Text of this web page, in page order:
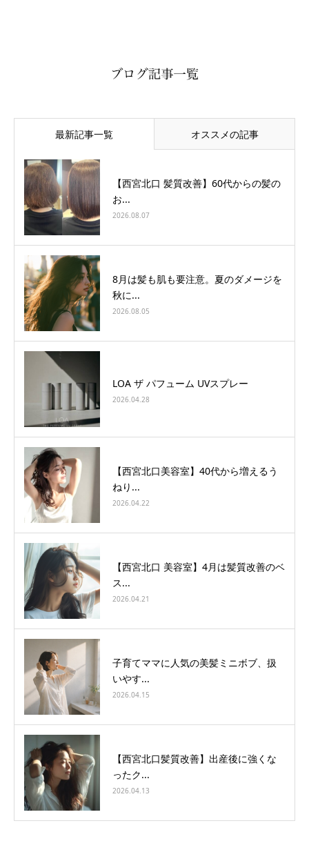
最新記事一覧 オススメの記事
【西宮北口 髪質改善】60代からの髪の
お...
2026.08.07
8月は髪も肌も要注意。夏のダメージを
秋に...
2026.08.05
LOA ザ パフューム UVスプレー
2026.04.28
【西宮北口美容室】40代から増えるう
ねり...
2026.04.22
【西宮北口 美容室】4月は髪質改善のベ
ス...
2026.04.21
子育てママに人気の美髪ミニボブ、扱
いやす...
2026.04.15
【西宮北口髪質改善】出産後に強くな
ったク...
2026.04.13